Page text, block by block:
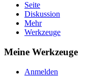
Seite
Diskussion
Mehr
Werkzeuge
Meine Werkzeuge
Anmelden